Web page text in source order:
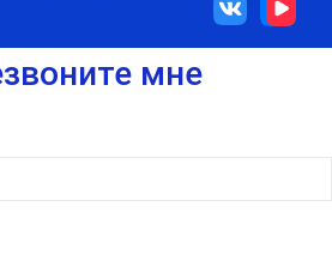
мне